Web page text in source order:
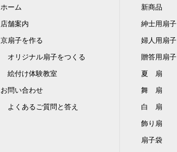
ホーム
店舗案内
京扇子を作る
オリジナル扇子をつくる
絵付け体験教室
お問い合わせ
よくあるご質問と答え
新商品
紳士用扇子
婦人用扇子
贈答用扇子
夏 扇
舞 扇
白 扇
飾り扇
扇子袋